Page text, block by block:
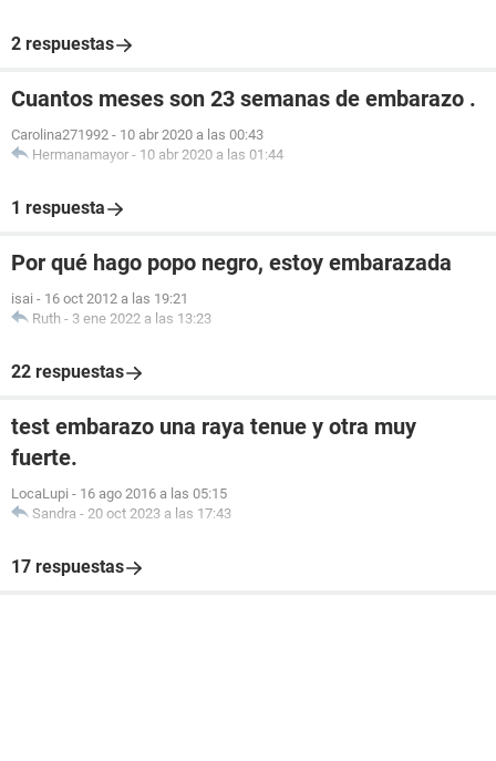
2 respuestas
Cuantos meses son 23 semanas de embarazo .
Carolina271992 - 10 abr 2020 a las 00:43
Hermanamayor - 10 abr 2020 a las 01:44
1 respuesta
Por qué hago popo negro, estoy embarazada
isai - 16 oct 2012 a las 19:21
Ruth - 3 ene 2022 a las 13:23
22 respuestas
test embarazo una raya tenue y otra muy
fuerte.
LocaLupi - 16 ago 2016 a las 05:15
Sandra - 20 oct 2023 a las 17:43
17 respuestas